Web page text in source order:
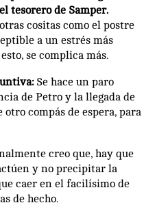
tesorero de Samper.
cositas como el postre
a un estrés más
se complica más.
Se hace un paro
de Petro y la llegada de
otro compás de espera, para
creo que, hay que
y no precipitar la
caer en el facilísimo de
de hecho.